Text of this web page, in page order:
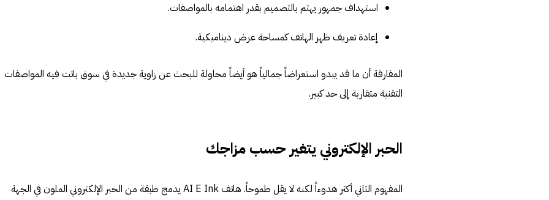
استهداف جمهور يهتم بالتصميم بقدر اهتمامه بالمواصفات.
إعادة تعريف ظهر الهاتف كمساحة عرض ديناميكية.
المفارقة أن ما قد يبدو استعراضاً جمالياً هو أيضاً محاولة للبحث عن زاوية جديدة في سوق باتت فيه المواصفات
التقنية متقاربة إلى حد كبير.
الحبر الإلكتروني يتغير حسب مزاجك
المفهوم الثاني أكثر هدوءاً لكنه لا يقل طموحاً. هاتف AI E Ink يدمج طبقة من الحبر الإلكتروني الملون في الجهة